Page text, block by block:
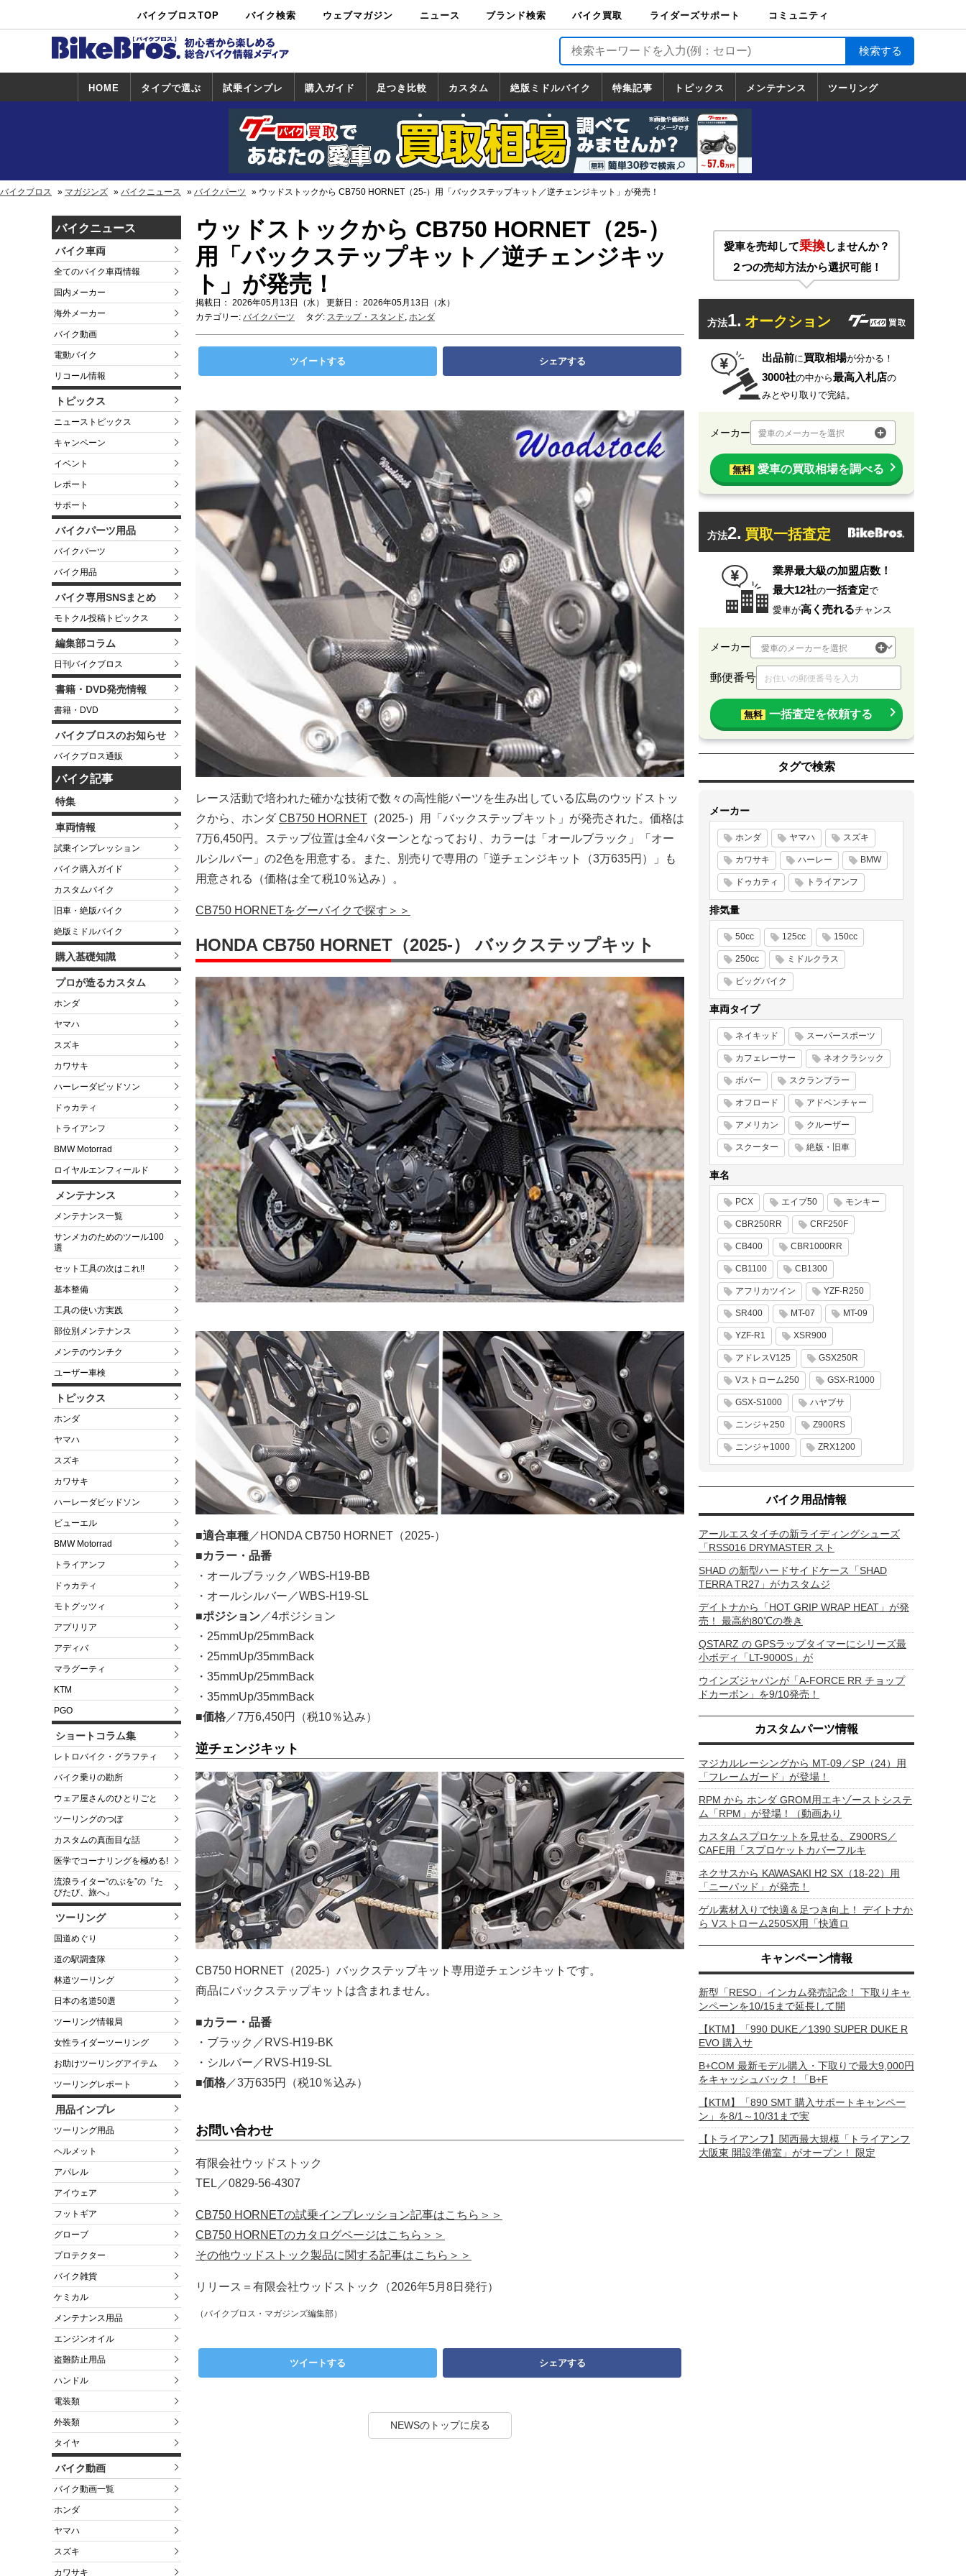
バイクブロスTOP バイク検索
中古バイ
ク・新車検
カタログ検
索
ショップ検
索
ウェブマガジン ニュース ブランド検索 バイク買取
バイク買取
ライダーズサポート
ライダーズサポート
TOP
バイク輸送
バイクガレージライ
フ
バイク車両保険
ロードサービス
バイク試乗
コミュニティ
HOME タイプで選ぶ 試乗インプレ
試乗インプレ
一覧
ホンダ
ヤマハ
スズキ
カワサキ
ハーレー
BMW
トライアンフ
ドゥカティ
購入ガイド
一覧
足つき比較 カスタム
カスタム
一覧
ホンダ
ヤマハ
スズキ
カワサキ
絶版ミドルバイク
絶版ミドルバイク
一覧
ホンダ
ヤマハ
スズキ
カワサキ
特集記事 トピックス
トピックス
一覧
ホンダ
ヤマハ
スズキ
カワサキ
ハーレーダ
ビッドソン
BMW
ドゥカティ
トライアン
フ
メンテナンス ツーリング
道の駅調査隊
ツーリング情報局
日本の道50選
国道めぐり
林道ツーリング
バイクブロス マガジンズ バイクニュース バイクパーツ ウッドストックから CB750 HORNET（25-）用「バックステップキット／逆チェンジキット」が発売！
バイクニュース
バイク車両
全てのバイク車両情報
国内メーカー
海外メーカー
バイク動画
電動バイク
リコール情報
トピックス
ニューストピックス
キャンペーン
イベント
レポート
サポート
バイクパーツ用品
バイクパーツ
バイク用品
バイク専用SNSまとめ
モトクル投稿トピックス
編集部コラム
日刊バイクブロス
書籍・DVD発売情報
書籍・DVD
バイクブロスのお知らせ
バイクブロス通販
バイク記事
特集
車両情報
試乗インプレッション
バイク購入ガイド
カスタムバイク
旧車・絶版バイク
絶版ミドルバイク
購入基礎知識
プロが造るカスタム
ホンダ
ヤマハ
スズキ
カワサキ
ハーレーダビッドソン
ドゥカティ
トライアンフ
BMW Motorrad
ロイヤルエンフィールド
メンテナンス
メンテナンス一覧
サンメカのためのツール100
選
セット工具の次はこれ!!
基本整備
工具の使い方実践
部位別メンテナンス
メンテのウンチク
ユーザー車検
トピックス
ホンダ
ヤマハ
スズキ
カワサキ
ハーレーダビッドソン
ビューエル
BMW Motorrad
トライアンフ
ドゥカティ
モトグッツィ
アプリリア
アディバ
マラグーティ
KTM
PGO
ショートコラム集
レトロバイク・グラフティ
バイク乗りの勘所
ウェア屋さんのひとりごと
ツーリングのつぼ
カスタムの真面目な話
医学でコーナリングを極める!
流浪ライター“のぶを”の『た
びたび、旅へ』
ツーリング
国道めぐり
道の駅調査隊
林道ツーリング
日本の名道50選
ツーリング情報局
女性ライダーツーリング
お助けツーリングアイテム
ツーリングレポート
用品インプレ
ツーリング用品
ヘルメット
アパレル
アイウェア
フットギア
グローブ
プロテクター
バイク雑貨
ケミカル
メンテナンス用品
エンジンオイル
盗難防止用品
ハンドル
電装類
外装類
タイヤ
バイク動画
バイク動画一覧
ホンダ
ヤマハ
スズキ
カワサキ
ウッドストックから CB750 HORNET（25-）
用「バックステップキット／逆チェンジキッ
ト」が発売！
掲載日： 2026年05月13日（水） 更新日： 2026年05月13日（水）
カテゴリー: バイクパーツ タグ: ステップ・スタンド, ホンダ
ツイートする シェアする
レース活動で培われた確かな技術で数々の高性能パーツを生み出している広島のウッドストッ
クから、ホンダCB750 HORNET （2025-）用「バックステップキット」が発売された。価格は
7万6,450円。ステップ位置は全4パターンとなっており、カラーは「オールブラック」「オー
ルシルバー」の2色を用意する。また、別売りで専用の「逆チェンジキット（3万635円）」も
用意される（価格は全て税10％込み）。
CB750 HORNETをグーバイクで探す＞＞
HONDA CB750 HORNET（2025-） バックステップキット
■適合車種 ／HONDA CB750 HORNET（2025-）
■カラー・品番
・オールブラック／WBS-H19-BB
・オールシルバー／WBS-H19-SL
■ポジション ／4ポジション
・25mmUp/25mmBack
・25mmUp/35mmBack
・35mmUp/25mmBack
・35mmUp/35mmBack
■価格 ／7万6,450円（税10％込み）
逆チェンジキット
CB750 HORNET（2025-）バックステップキット専用逆チェンジキットです。
商品にバックステップキットは含まれません。
■カラー・品番
・ブラック／RVS-H19-BK
・シルバー／RVS-H19-SL
■価格 ／3万635円（税10％込み）
お問い合わせ
有限会社ウッドストック
TEL／0829-56-4307
CB750 HORNETの試乗インプレッション記事はこちら＞＞
CB750 HORNETのカタログページはこちら＞＞
その他ウッドストック製品に関する記事はこちら＞＞
リリース＝有限会社ウッドストック（2026年5月8日発行）
（バイクブロス・マガジンズ編集部）
ツイートする シェアする
NEWSのトップに戻る
愛車を売却して乗換しませんか？
２つの売却方法から選択可能！
方法1. オークション
出品前に買取相場が分かる！
3000社の中から最高入札店の
みとやり取りで完結。
メーカー 愛車のメーカーを選択
無料 愛車の買取相場を調べる
方法2. 買取一括査定
業界最大級の加盟店数！
最大12社の一括査定で
愛車が高く売れるチャンス
メーカー
郵便番号
無料 一括査定を依頼する
タグで検索
メーカー
ホンダ ヤマハ スズキ
カワサキ ハーレー BMW
ドゥカティ トライアンフ
排気量
50cc 125cc 150cc
250cc ミドルクラス
ビッグバイク
車両タイプ
ネイキッド スーパースポーツ
カフェレーサー ネオクラシック
ボバー スクランブラー
オフロード アドベンチャー
アメリカン クルーザー
スクーター 絶版・旧車
車名
PCX エイプ50 モンキー
CBR250RR CRF250F
CB400 CBR1000RR
CB1100 CB1300
アフリカツイン YZF-R250
SR400 MT-07 MT-09
YZF-R1 XSR900
アドレスV125 GSX250R
Vストローム250 GSX-R1000
GSX-S1000 ハヤブサ
ニンジャ250 Z900RS
ニンジャ1000 ZRX1200
バイク用品情報
アールエスタイチの新ライディングシューズ
「RSS016 DRYMASTER スト
SHAD の新型ハードサイドケース「SHAD
TERRA TR27」がカスタムジ
デイトナから「HOT GRIP WRAP HEAT」が発
売！ 最高約80℃の巻き
QSTARZ の GPSラップタイマーにシリーズ最
小ボディ「LT-9000S」が
ウインズジャパンが「A-FORCE RR チョップ
ドカーボン」を9/10発売！
カスタムパーツ情報
マジカルレーシングから MT-09／SP（24）用
「フレームガード」が登場！
RPM から ホンダ GROM用エキゾーストシステ
ム「RPM」が登場！（動画あり
カスタムスプロケットを見せる、Z900RS／
CAFE用「スプロケットカバーフルキ
ネクサスから KAWASAKI H2 SX（18-22）用
「ニーパッド」が発売！
ゲル素材入りで快適＆足つき向上！ デイトナか
ら Vストローム250SX用「快適ロ
キャンペーン情報
新型「RESO」インカム発売記念！ 下取りキャ
ンペーンを10/15まで延長して開
【KTM】「990 DUKE／1390 SUPER DUKE R
EVO 購入サ
B+COM 最新モデル購入・下取りで最大9,000円
をキャッシュバック！「B+F
【KTM】「890 SMT 購入サポートキャンペー
ン」を8/1～10/31まで実
【トライアンフ】関西最大規模「トライアンフ
大阪東 開設準備室」がオープン！ 限定